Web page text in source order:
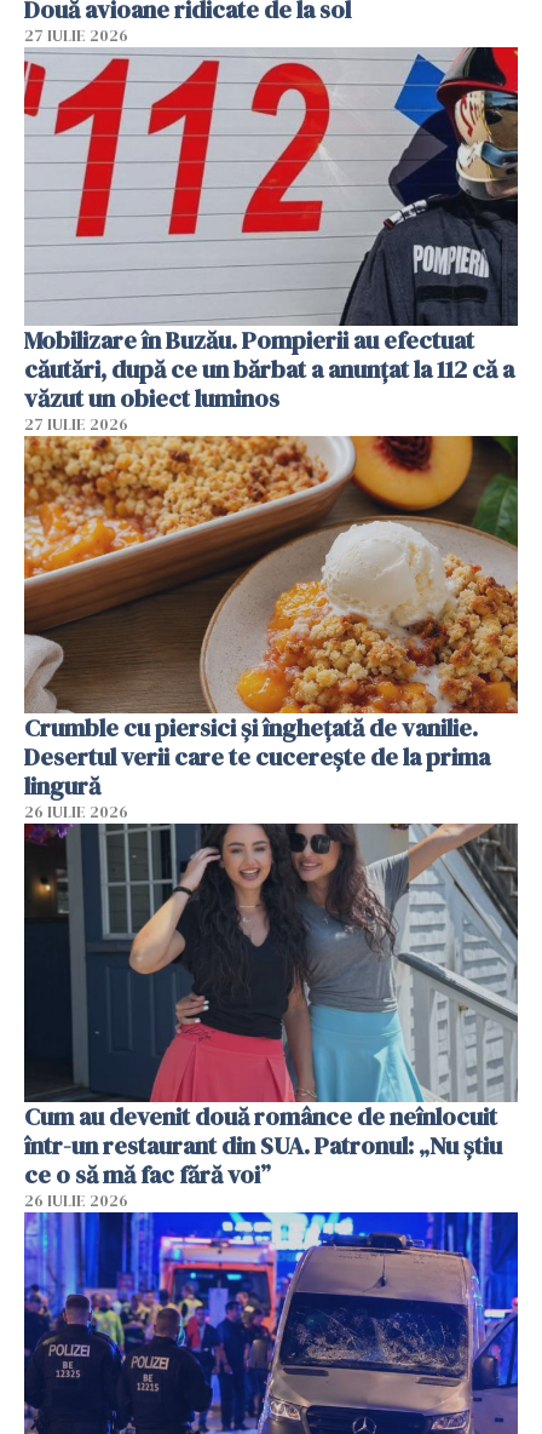
Două avioane ridicate de la sol
27 IULIE 2026
Mobilizare în Buzău. Pompierii au efectuat
căutări, după ce un bărbat a anunțat la 112 că a
văzut un obiect luminos
27 IULIE 2026
Crumble cu piersici și înghețată de vanilie.
Desertul verii care te cucerește de la prima
lingură
26 IULIE 2026
Cum au devenit două românce de neînlocuit
într-un restaurant din SUA. Patronul: „Nu știu
ce o să mă fac fără voi”
26 IULIE 2026